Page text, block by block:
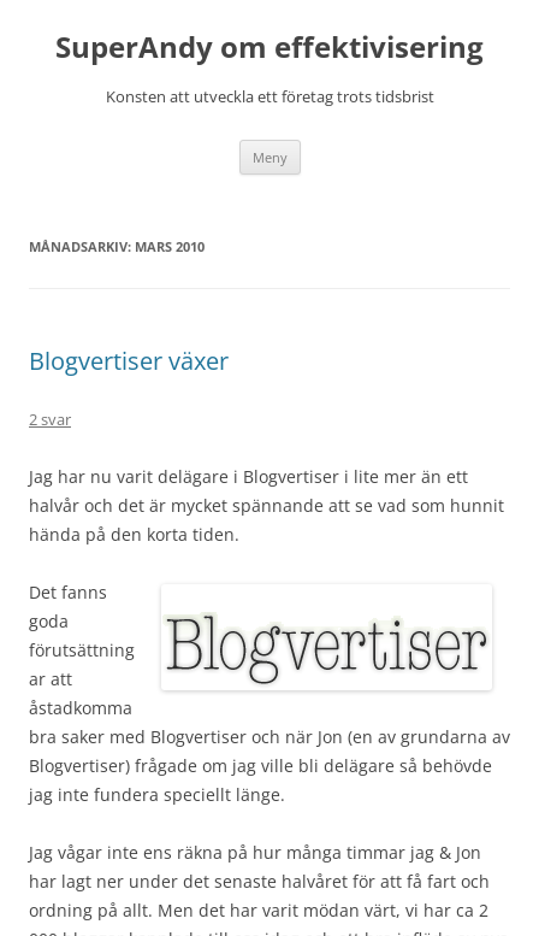
innehåll
SuperAndy om effektivisering
Konsten att utveckla ett företag trots tidsbrist
Meny
MÅNADSARKIV: MARS 2010
Blogvertiser växer
2 svar
Jag har nu varit delägare i Blogvertiser i lite mer än ett
halvår och det är mycket spännande att se vad som hunnit
hända på den korta tiden.
Det fanns
goda
förutsättning
ar att
åstadkomma
bra saker med Blogvertiser och när Jon (en av grundarna av
Blogvertiser) frågade om jag ville bli delägare så behövde
jag inte fundera speciellt länge.
Jag vågar inte ens räkna på hur många timmar jag & Jon
har lagt ner under det senaste halvåret för att få fart och
ordning på allt. Men det har varit mödan värt, vi har ca 2